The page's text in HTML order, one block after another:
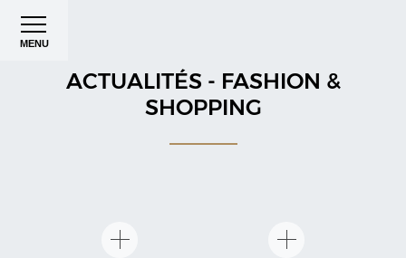
MENU
ACTUALITÉS - FASHION &
SHOPPING